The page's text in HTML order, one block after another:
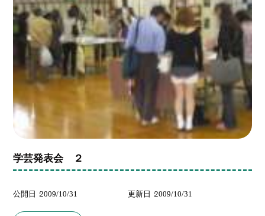
学芸発表会 ２
公開日 2009/10/31 更新日 2009/10/31